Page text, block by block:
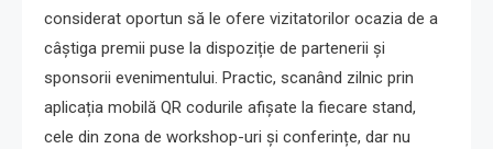
considerat oportun să le ofere vizitatorilor ocazia de a
câștiga premii puse la dispoziție de partenerii și
sponsorii evenimentului. Practic, scanând zilnic prin
aplicația mobilă QR codurile afișate la fiecare stand,
cele din zona de workshop-uri și conferințe, dar nu